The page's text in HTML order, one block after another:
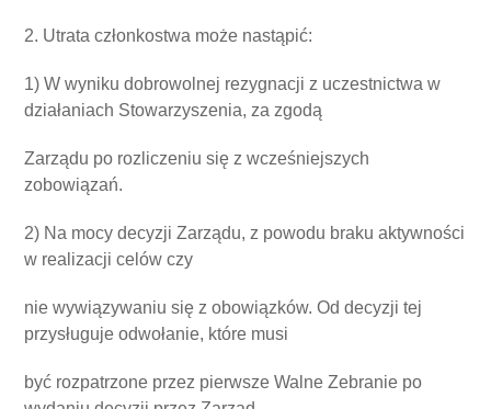
2. Utrata członkostwa może nastąpić:
1) W wyniku dobrowolnej rezygnacji z uczestnictwa w
działaniach Stowarzyszenia, za zgodą
Zarządu po rozliczeniu się z wcześniejszych
zobowiązań.
2) Na mocy decyzji Zarządu, z powodu braku aktywności
w realizacji celów czy
nie wywiązywaniu się z obowiązków. Od decyzji tej
przysługuje odwołanie, które musi
być rozpatrzone przez pierwsze Walne Zebranie po